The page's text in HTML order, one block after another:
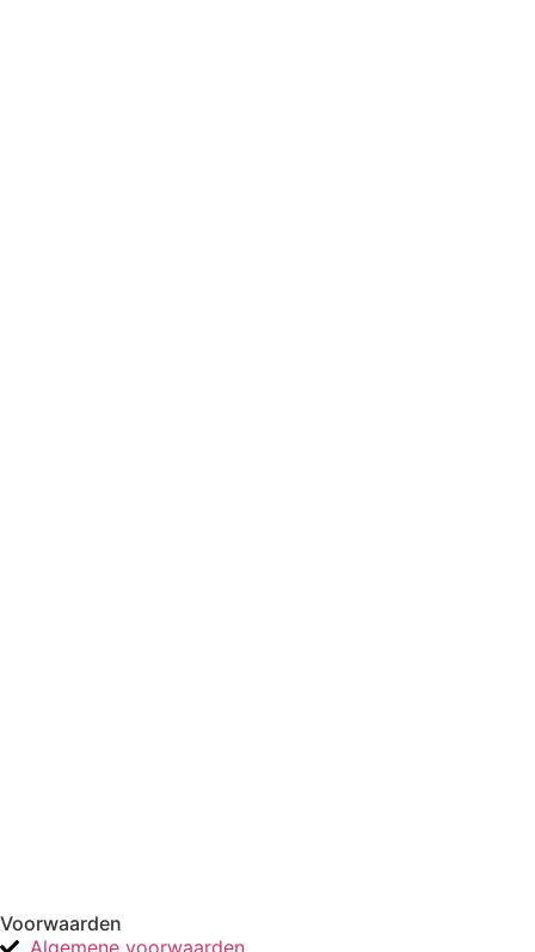
Voorwaarden